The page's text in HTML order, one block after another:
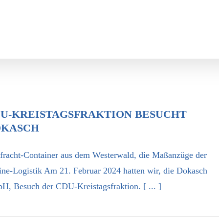
KREISTAGSFRAKTION BESUCHT
Container aus dem Westerwald, die Maßanzüge der
Logistik Am 21. Februar 2024 hatten wir, die Dokasch
Besuch der CDU-Kreistagsfraktion. [ ... ]